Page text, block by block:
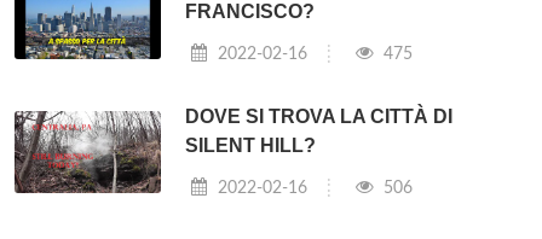
FRANCISCO?
2022-02-16 475
DOVE SI TROVA LA CITTÀ DI
SILENT HILL?
2022-02-16 506